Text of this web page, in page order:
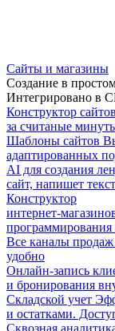
Сайты и магазины
Создание в
Интегрировано в
Конструктор сайтов
за считаные
Шаблоны сайтов
адаптированных
AI для создания
сайт, напишет
Конструктор
интернет-
Все каналы продаж
удобно
Онлайн-запись
и бронирования
Складской учет
и остатками.